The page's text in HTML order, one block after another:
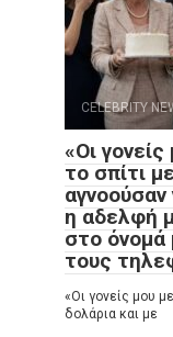
CELEBRITY
«Οι
το σπίτι
αγνοούσαν
η αδελφή
στο όνομά
τους
«Οι γονείς μου
δολάρια και με